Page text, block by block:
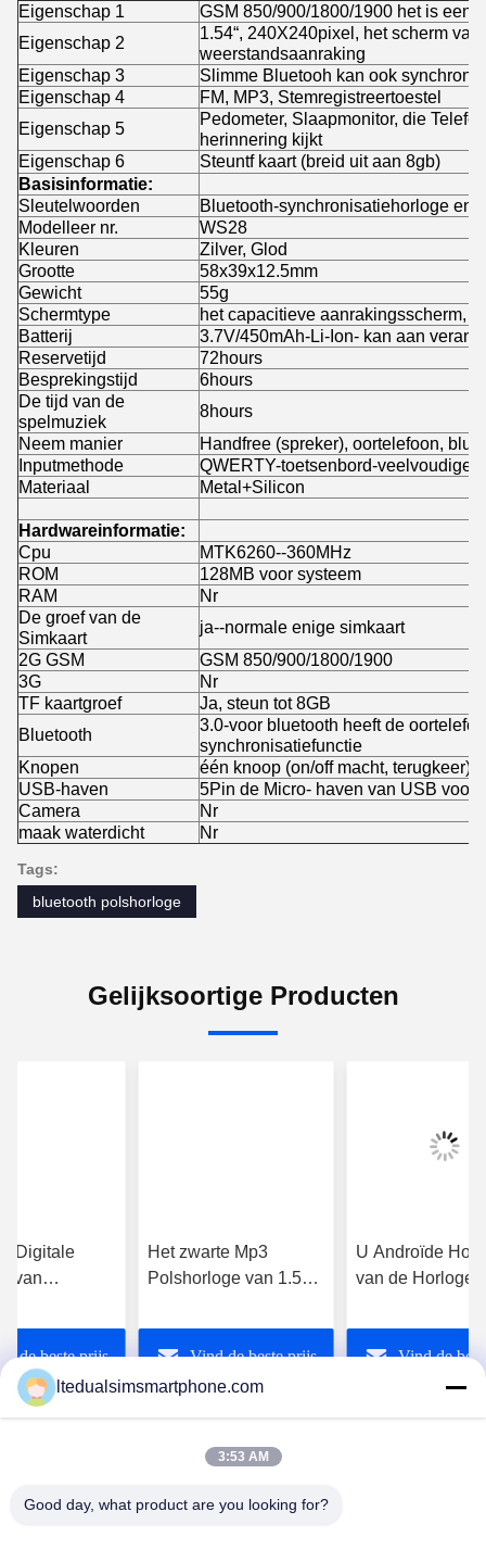
Eigenschap 1
GSM 850/900/1800/1900 het is een
Eigenschap 2
1.54“, 240X240pixel, het scherm
weerstandsaanraking
Eigenschap 3
Slimme Bluetooh kan ook
Eigenschap 4
FM, MP3, Stemregistreertoestel
Eigenschap 5
Pedometer, Slaapmonitor, die
herinnering kijkt
Eigenschap 6
Steuntf kaart (breid uit aan 8gb)
Basisinformatie:
Sleutelwoorden
Bluetooth-synchronisatiehorloge en
Modelleer nr.
WS28
Kleuren
Zilver, Glod
Grootte
58x39x12.5mm
Gewicht
55g
Schermtype
het capacitieve aanrakingsscherm,
Batterij
3.7V/450mAh-Li-Ion- kan aan
Reservetijd
72hours
Besprekingstijd
6hours
De tijd van de
spelmuziek
8hours
Neem manier
Handfree (spreker), oortelefoon,
Inputmethode
QWERTY-toetsenbord-veelvoudige
Materiaal
Metal+Silicon
Hardwareinformatie:
Cpu
MTK6260--360MHz
ROM
128MB voor systeem
RAM
Nr
De groef van de
Simkaart
ja--normale enige simkaart
2G GSM
GSM 850/900/1800/1900
3G
Nr
TF kaartgroef
Ja, steun tot 8GB
Bluetooth
3.0-voor bluetooth heeft de
synchronisatiefunctie
Knopen
één knoop (on/off macht, terugkeer)
USB-haven
5Pin de Micro- haven van USB voor
Camera
Nr
maak waterdicht
Nr
Tags:
bluetooth polshorloge
Gelijksoortige Producten
Digitale
van
Zwarte 1.54
Bluetooth
Gsm van
de beste prijs
Het zwarte Mp3
Polshorloge van 1.54
Iphone en Androïde
TelefoonVind de beste prijs
U Androïde
van de Horloge
Bluetooth-
Pedormeter Mp4
Vind de
China Android Phone Online Marketplace
ltedualsimsmartphone.com
3:53 AM
Good day, what product are you looking for?